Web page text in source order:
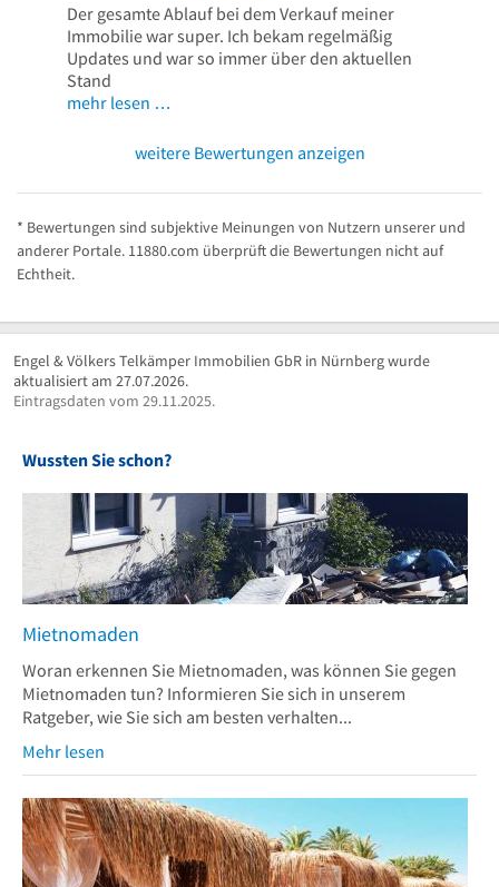
Der gesamte Ablauf bei dem Verkauf meiner
Immobilie war super. Ich bekam regelmäßig
Updates und war so immer über den aktuellen
Stand
mehr lesen …
weitere Bewertungen anzeigen
* Bewertungen sind subjektive Meinungen von Nutzern unserer und
anderer Portale. 11880.com überprüft die Bewertungen nicht auf
Echtheit.
Engel & Völkers Telkämper Immobilien GbR in Nürnberg wurde
aktualisiert am 27.07.2026.
Eintragsdaten vom 29.11.2025.
Wussten Sie schon?
Mietnomaden
Woran erkennen Sie Mietnomaden, was können Sie gegen
Mietnomaden tun? Informieren Sie sich in unserem
Ratgeber, wie Sie sich am besten verhalten...
Mehr lesen